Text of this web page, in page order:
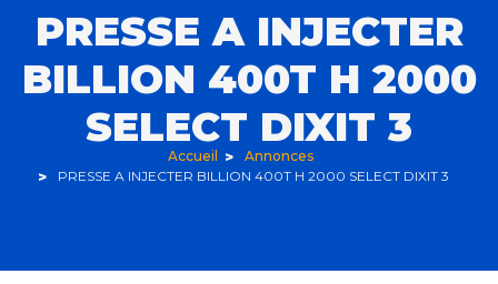
PRESSE A INJECTER
BILLION 400T H 2000
SELECT DIXIT 3
Accueil
Annonces
PRESSE A INJECTER BILLION 400T H 2000 SELECT DIXIT 3